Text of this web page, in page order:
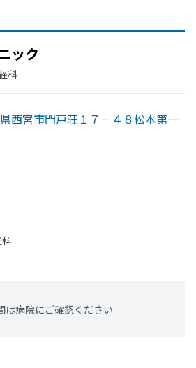
ック
科
西宮市門戸荘１７－４８松本第一
は病院にご確認ください